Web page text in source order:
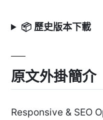
📦 歷史版本下載
原文外掛簡介
Responsive & SEO